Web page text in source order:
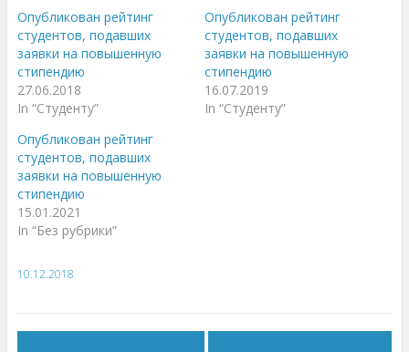
т
о
б
ы
п
о
д
е
л
и
т
с
я
н
а
w
t
t
О
в
е
с
ь
,
ч
п
е
л
и
т
о
а
Опубликован рейтинг
студентов, подавших
заявки на повышенную
стипендию
27.06.2018
In “Студенту”
Опубликован рейтинг
студентов, подавших
заявки на повышенную
стипендию
16.07.2019
In “Студенту”
Опубликован рейтинг
студентов, подавших
заявки на повышенную
стипендию
15.01.2021
In “Без рубрики”
10.12.2018